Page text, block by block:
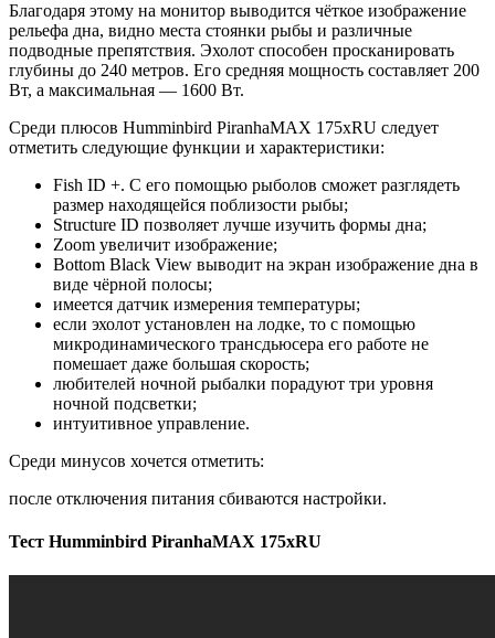
Благодаря этому на монитор выводится чёткое изображение
рельефа дна, видно места стоянки рыбы и различные
подводные препятствия. Эхолот способен просканировать
глубины до 240 метров. Его средняя мощность составляет 200
Вт, а максимальная — 1600 Вт.
Среди плюсов Humminbird PiranhaMAX 175xRU следует
отметить следующие функции и характеристики:
Fish ID +. С его помощью рыболов сможет разглядеть
размер находящейся поблизости рыбы;
Structure ID позволяет лучше изучить формы дна;
Zoom увеличит изображение;
Bottom Black View выводит на экран изображение дна в
виде чёрной полосы;
имеется датчик измерения температуры;
если эхолот установлен на лодке, то с помощью
микродинамического трансдьюсера его работе не
помешает даже большая скорость;
любителей ночной рыбалки порадуют три уровня
ночной подсветки;
интуитивное управление.
Среди минусов хочется отметить:
после отключения питания сбиваются настройки.
Тест Humminbird PiranhaMAX 175xRU